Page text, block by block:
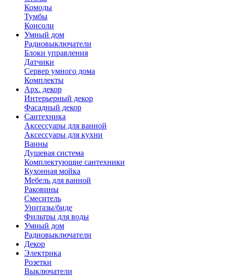
Комоды
Тумбы
Консоли
Умный дом
Радиовыключатели
Блоки управления
Датчики
Сервер умного дома
Комплекты
Арх. декор
Интерьерный декор
Фасадный декор
Сантехника
Аксессуары для ванной
Аксессуары для кухни
Ванны
Душевая система
Комплектующие сантехники
Кухонная мойка
Мебель для ванной
Раковины
Смеситель
Унитазы/биде
Фильтры для воды
Умный дом
Радиовыключатели
Декор
Электрика
Розетки
Выключатели